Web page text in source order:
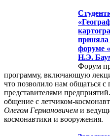
приняла
форуме
Н.Э.
Форум
программу, включающую
что позволило нам общаться с
представителями
общение с летчиком-
Олегом Германовичем и
космонавтики и вооружения.